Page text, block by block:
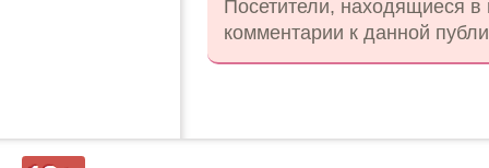
Посетители, находящиеся в
комментарии к данной